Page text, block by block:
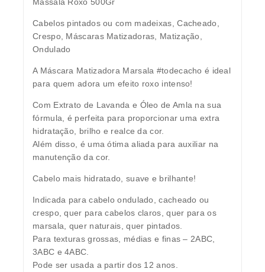
Cabelos pintados ou com madeixas, Cacheado,
Crespo, Máscaras Matizadoras, Matização,
Ondulado
A Máscara Matizadora Marsala #todecacho é ideal
para quem adora um efeito roxo intenso!
Com Extrato de Lavanda e Óleo de Amla na sua
fórmula, é perfeita para proporcionar uma extra
hidratação, brilho e realce da cor.
Além disso, é uma ótima aliada para auxiliar na
manutenção da cor.
Cabelo mais hidratado, suave e brilhante!
Indicada para cabelo ondulado, cacheado ou
crespo, quer para cabelos claros, quer para os
marsala, quer naturais, quer pintados.
Para texturas grossas, médias e finas – 2ABC,
3ABC e 4ABC.
Pode ser usada a partir dos 12 anos.